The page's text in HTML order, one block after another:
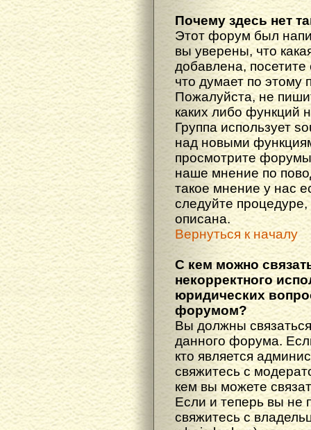
Почему здесь нет
Этот форум был
вы уверены, что
добавлена,
что думает по этому
Пожалуйста, не
каких либо функций
Группа использует
над новыми
просмотрите
наше мнение по
такое мнение у нас
следуйте процедуре,
описана.
Вернуться к началу
С кем можно
некорректного
юридических
форумом?
Вы должны
данного форума.
кто является
свяжитесь с
кем вы можете
Если и теперь вы не
свяжитесь с